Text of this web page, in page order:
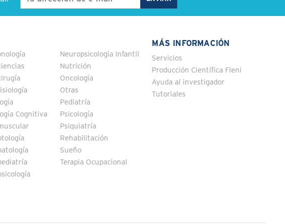
Cognitiva
Neuropsicología Infantil
Nutrición
Oncología
Otras
Pediatría
Psicología
Psiquiatría
Rehabilitación
Sueño
Terapia Ocupacional
MÁS INFORMACIÓN
Servicios
Producción Científica Fleni
Ayuda al investigador
Tutoriales